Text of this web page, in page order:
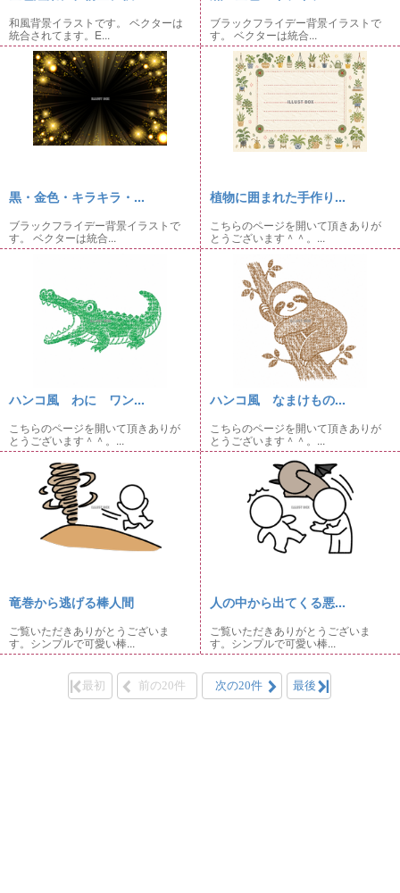
和風背景イラストです。 ベクターは
統合されてます。E...
ブラックフライデー背景イラストで
す。 ベクターは統合...
黒・金色・キラキラ・...
ブラックフライデー背景イラストで
す。 ベクターは統合...
植物に囲まれた手作り...
こちらのページを開いて頂きありが
とうございます＾＾。...
ハンコ風 わに ワン...
こちらのページを開いて頂きありが
とうございます＾＾。...
ハンコ風 なまけもの...
こちらのページを開いて頂きありが
とうございます＾＾。...
竜巻から逃げる棒人間
ご覧いただきありがとうございま
す。シンプルで可愛い棒...
人の中から出てくる悪...
ご覧いただきありがとうございま
す。シンプルで可愛い棒...
最初 前の20件 次の20件 最後